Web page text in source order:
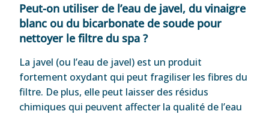
Peut-on utiliser de l’eau de javel, du vinaigre
blanc ou du bicarbonate de soude pour
nettoyer le filtre du spa ?
La javel (ou l’eau de javel) est un produit
fortement oxydant qui peut fragiliser les fibres du
filtre. De plus, elle peut laisser des résidus
chimiques qui peuvent affecter la qualité de l’eau